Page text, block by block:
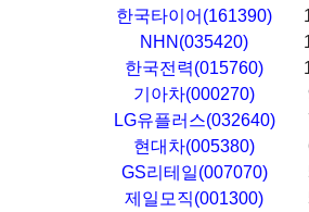
한국타이어(161390)
NHN(035420)
한국전력(015760)
기아차(000270)
LG유플러스(032640)
현대차(005380)
GS리테일(007070)
제일모직(001300)